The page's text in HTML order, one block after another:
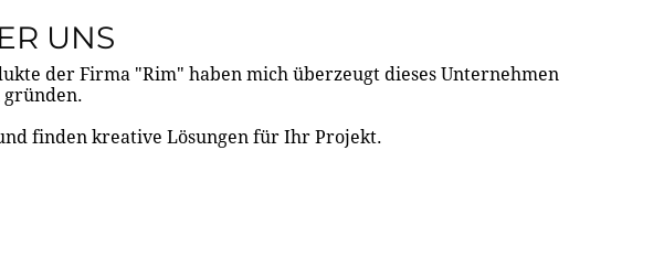
UNS
der Firma "Rim" haben mich überzeugt dieses Unternehmen
gründen.
finden kreative Lösungen für Ihr Projekt.